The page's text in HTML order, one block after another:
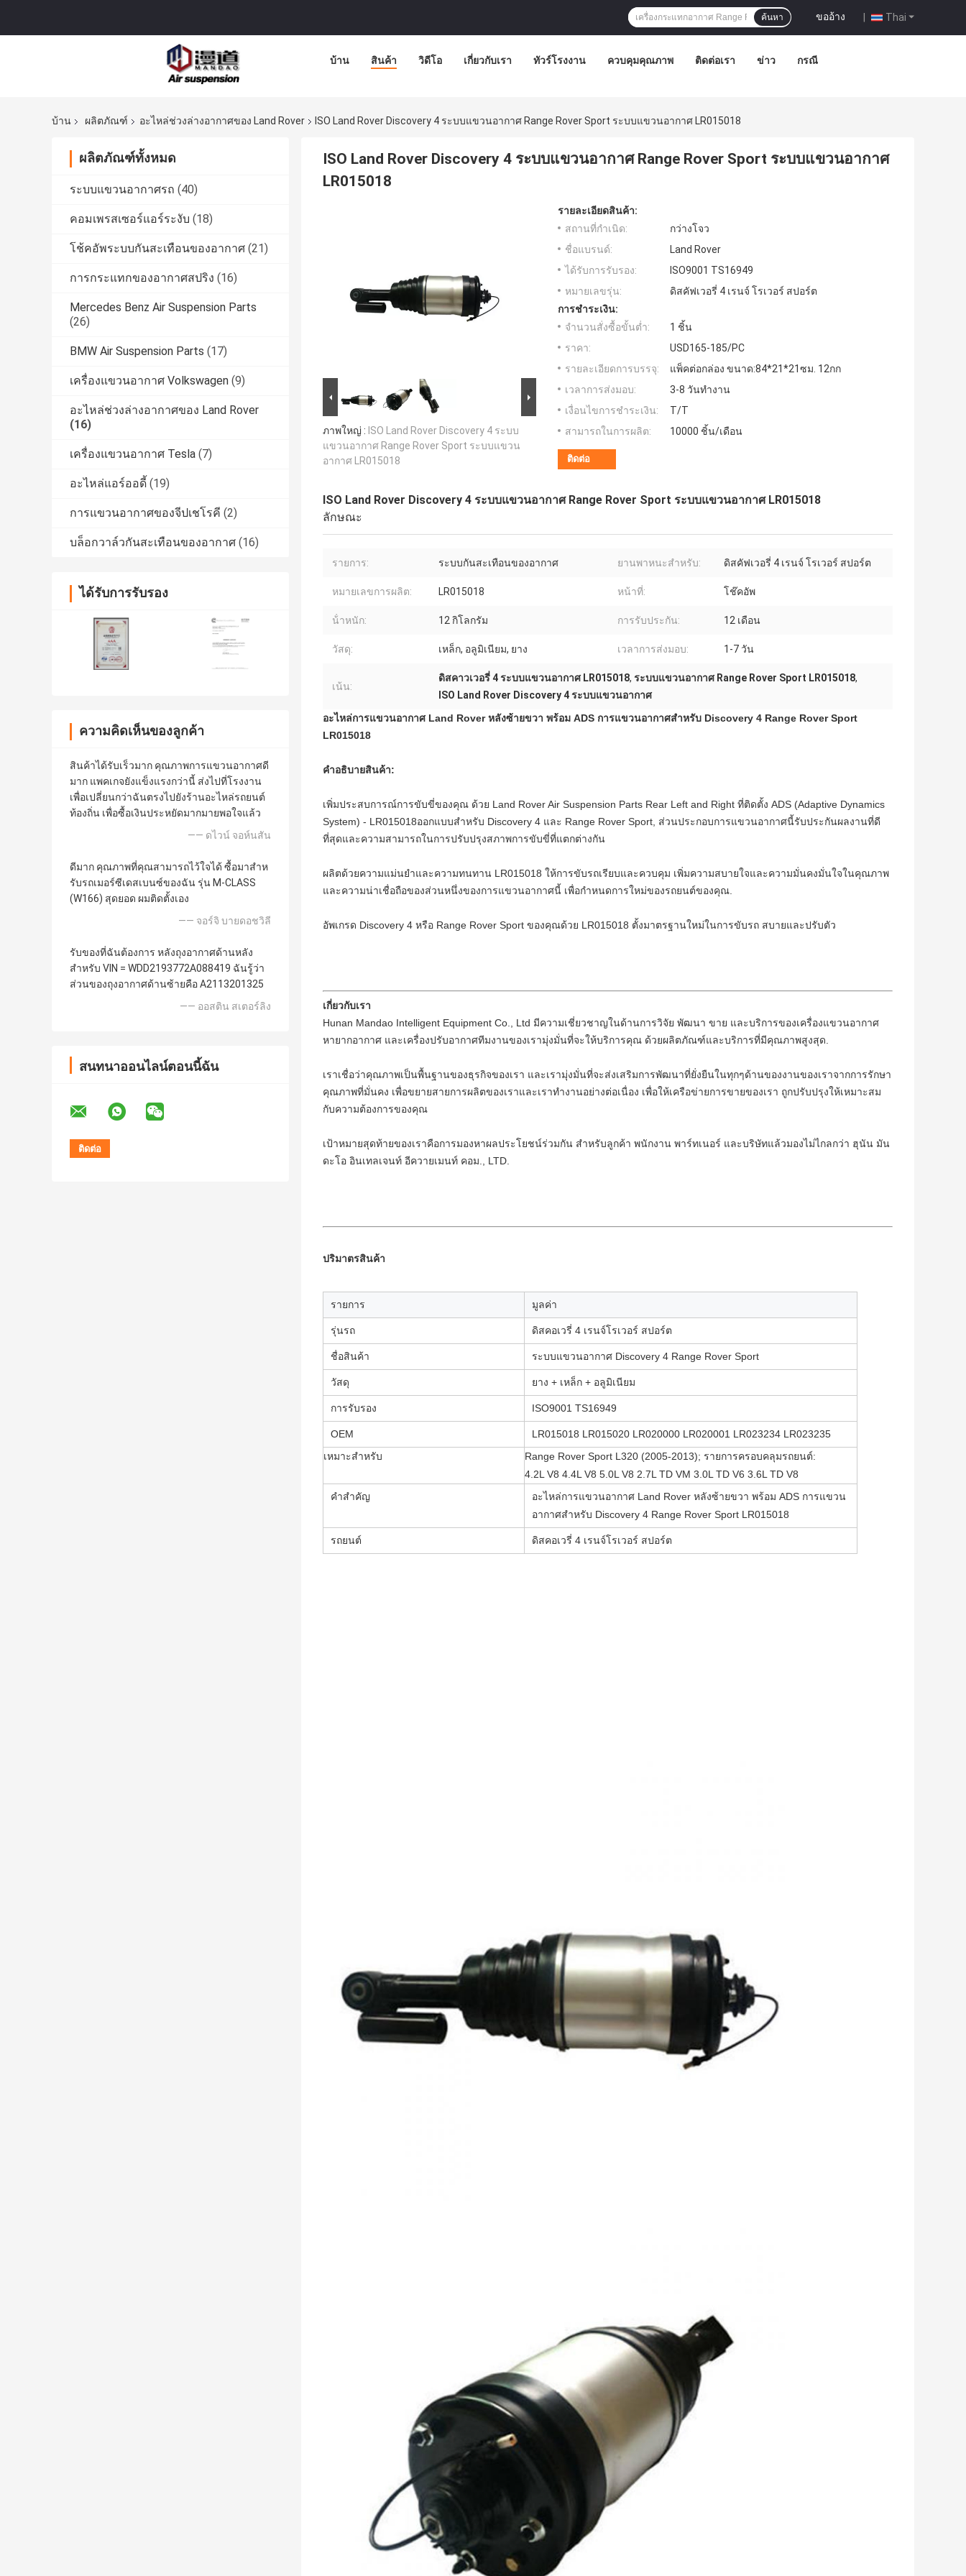
Thai
ขออ้าง |
ค้นหา
บ้าน สินค้า วิดีโอ เกี่ยวกับเรา ทัวร์โรงงาน ควบคุมคุณภาพ ติดต่อเรา ข่าว กรณี
บ้าน ผลิตภัณฑ์ อะไหล่ช่วงล่างอากาศของ Land Rover ISO Land Rover Discovery 4 ระบบแขวนอากาศ Range Rover Sport ระบบแขวนอากาศ LR015018
ผลิตภัณฑ์ทั้งหมด
ระบบแขวนอากาศรถ (40)
คอมเพรสเซอร์แอร์ระงับ (18)
โช้คอัพระบบกันสะเทือนของอากาศ (21)
การกระแทกของอากาศสปริง (16)
Mercedes Benz Air Suspension Parts
(26)
BMW Air Suspension Parts (17)
เครื่องแขวนอากาศ Volkswagen (9)
อะไหล่ช่วงล่างอากาศของ Land Rover
(16)
เครื่องแขวนอากาศ Tesla (7)
อะไหล่แอร์ออดี้ (19)
การแขวนอากาศของจีปเชโรคี (2)
บล็อกวาล์วกันสะเทือนของอากาศ (16)
ได้รับการรับรอง
ความคิดเห็นของลูกค้า
สินค้าได้รับเร็วมาก คุณภาพการแขวนอากาศดี
มาก แพคเกจยังแข็งแรงกว่านี้ ส่งไปที่โรงงาน
เพื่อเปลี่ยนกว่าฉันตรงไปยังร้านอะไหล่รถยนต์
ท้องถิ่น เพื่อซื้อเงินประหยัดมากมายพอใจแล้ว
—— ดไวน์ จอห์นสัน
ดีมาก คุณภาพที่คุณสามารถไว้ใจได้ ซื้อมาสําห
รับรถเมอร์ซีเดสเบนซ์ของฉัน รุ่น M-CLASS
(W166) สุดยอด ผมติดตั้งเอง
—— จอร์จิ บายดอชวิลี
รับของที่ฉันต้องการ หลังถุงอากาศด้านหลัง
สําหรับ VIN = WDD2193772A088419 ฉันรู้ว่า
ส่วนของถุงอากาศด้านซ้ายคือ A2113201325
—— ออสติน สเตอร์ลิง
สนทนาออนไลน์ตอนนี้ฉัน
ISO Land Rover Discovery 4 ระบบแขวนอากาศ Range Rover Sport ระบบแขวนอากาศ
LR015018
ภาพใหญ่ : ISO Land Rover Discovery 4 ระบบ
แขวนอากาศ Range Rover Sport ระบบแขวน
อากาศ LR015018
รายละเอียดสินค้า:
สถานที่กำเนิด:
กว่างโจว
ชื่อแบรนด์:
Land Rover
ได้รับการรับรอง:
ISO9001 TS16949
หมายเลขรุ่น:
ดิสคัฟเวอรี่ 4 เรนจ์ โรเวอร์ สปอร์ต
การชำระเงิน:
จำนวนสั่งซื้อขั้นต่ำ:
1 ชิ้น
ราคา:
USD165-185/PC
รายละเอียดการบรรจุ:
แพ็คต่อกล่อง ขนาด:84*21*21ซม. 12กก
เวลาการส่งมอบ:
3-8 วันทำงาน
เงื่อนไขการชำระเงิน:
T/T
สามารถในการผลิต:
10000 ชิ้น/เดือน
ติดต่อ
ISO Land Rover Discovery 4 ระบบแขวนอากาศ Range Rover Sport ระบบแขวนอากาศ LR015018
ลักษณะ
รายการ: ระบบกันสะเทือนของอากาศ ยานพาหนะสำหรับ: ดิสคัฟเวอรี่ 4 เรนจ์ โรเวอร์ สปอร์ต
หมายเลขการผลิต: LR015018 หน้าที่: โช๊คอัพ
น้ําหนัก: 12 กิโลกรัม การรับประกัน: 12 เดือน
วัสดุ: เหล็ก, อลูมิเนียม, ยาง เวลาการส่งมอบ: 1-7 วัน
เน้น:
ดิสคาวเวอรี่ 4 ระบบแขวนอากาศ LR015018, ระบบแขวนอากาศ Range Rover Sport LR015018,
ISO Land Rover Discovery 4 ระบบแขวนอากาศ
อะไหล่การแขวนอากาศ Land Rover หลังซ้ายขวา พร้อม ADS การแขวนอากาศสําหรับ Discovery 4 Range Rover Sport
LR015018
คําอธิบายสินค้า:
เพิ่มประสบการณ์การขับขี่ของคุณ ด้วย Land Rover Air Suspension Parts Rear Left and Right ที่ติดตั้ง ADS (Adaptive Dynamics
System) - LR015018ออกแบบสําหรับ Discovery 4 และ Range Rover Sport, ส่วนประกอบการแขวนอากาศนี้รับประกันผลงานที่ดี
ที่สุดและความสามารถในการปรับปรุงสภาพการขับขี่ที่แตกต่างกัน
ผลิตด้วยความแม่นยําและความทนทาน LR015018 ให้การขับรถเรียบและควบคุม เพิ่มความสบายใจและความมั่นคงมั่นใจในคุณภาพ
และความน่าเชื่อถือของส่วนหนึ่งของการแขวนอากาศนี้ เพื่อกําหนดการใหม่ของรถยนต์ของคุณ.
อัพเกรด Discovery 4 หรือ Range Rover Sport ของคุณด้วย LR015018 ตั้งมาตรฐานใหม่ในการขับรถ สบายและปรับตัว
เกี่ยวกับเรา
Hunan Mandao Intelligent Equipment Co., Ltd มีความเชี่ยวชาญในด้านการวิจัย พัฒนา ขาย และบริการของเครื่องแขวนอากาศ
หายากอากาศ และเครื่องปรับอากาศทีมงานของเรามุ่งมั่นที่จะให้บริการคุณ ด้วยผลิตภัณฑ์และบริการที่มีคุณภาพสูงสุด.
เราเชื่อว่าคุณภาพเป็นพื้นฐานของธุรกิจของเรา และเรามุ่งมั่นที่จะส่งเสริมการพัฒนาที่ยั่งยืนในทุกๆด้านของงานของเราจากการรักษา
คุณภาพที่มั่นคง เพื่อขยายสายการผลิตของเราและเราทํางานอย่างต่อเนื่อง เพื่อให้เครือข่ายการขายของเรา ถูกปรับปรุงให้เหมาะสม
กับความต้องการของคุณ
เป้าหมายสุดท้ายของเราคือการมองหาผลประโยชน์ร่วมกัน สําหรับลูกค้า พนักงาน พาร์ทเนอร์ และบริษัทแล้วมองไม่ไกลกว่า ฮุนัน มัน
ดะโอ อินเทลเจนท์ อีควายเมนท์ คอม., LTD.
ปริมาตรสินค้า
รายการ มูลค่า
รุ่นรถ ดิสคอเวรี่ 4 เรนจ์โรเวอร์ สปอร์ต
ชื่อสินค้า ระบบแขวนอากาศ Discovery 4 Range Rover Sport
วัสดุ ยาง + เหล็ก + อลูมิเนียม
การรับรอง ISO9001 TS16949
OEM
LR015018 LR015020 LR020000 LR020001 LR023234 LR023235
เหมาะสําหรับ
Range Rover Sport L320 (2005-2013); รายการครอบคลุมรถยนต์:
4.2L V8 4.4L V8 5.0L V8 2.7L TD VM 3.0L TD V6 3.6L TD V8
คําสําคัญ
อะไหล่การแขวนอากาศ Land Rover หลังซ้ายขวา พร้อม ADS การแขวน
อากาศสําหรับ Discovery 4 Range Rover Sport LR015018
รถยนต์ ดิสคอเวรี่ 4 เรนจ์โรเวอร์ สปอร์ต